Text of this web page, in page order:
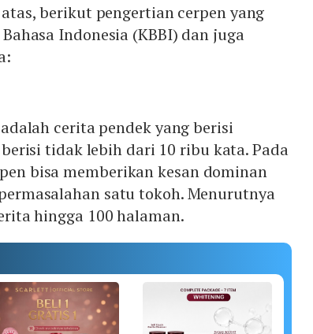
berikut pengertian cerpen yang
Indonesia (KBBI) dan juga
cerita pendek yang berisi
tidak lebih dari 10 ribu kata. Pada
bisa memberikan kesan dominan
satu tokoh. Menurutnya
hingga 100 halaman.